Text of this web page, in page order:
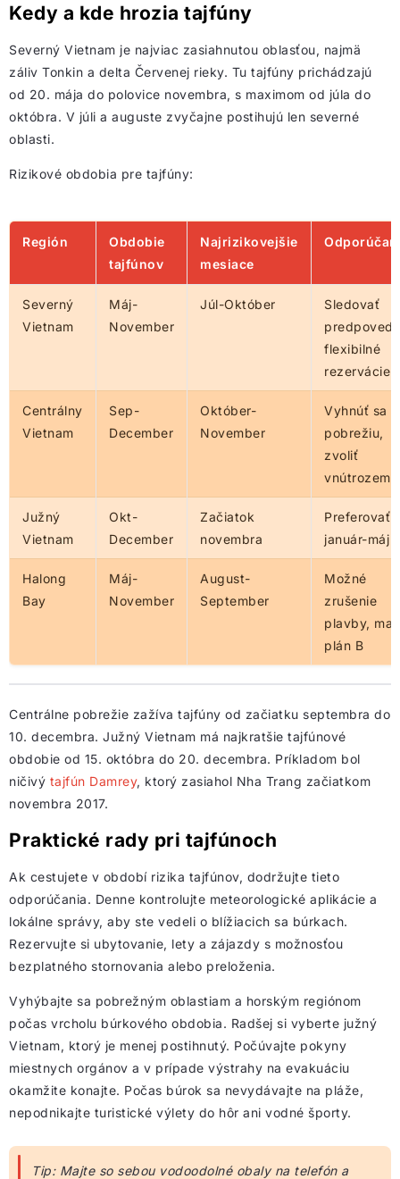
Kedy a kde hrozia tajfúny
Severný Vietnam je najviac zasiahnutou oblasťou, najmä
záliv Tonkin a delta Červenej rieky. Tu tajfúny prichádzajú
od 20. mája do polovice novembra, s maximom od júla do
októbra. V júli a auguste zvyčajne postihujú len severné
oblasti.
Rizikové obdobia pre tajfúny:
Región
Obdobie
tajfúnov
Najrizikovejšie
mesiace
Severný
Vietnam
Máj-
November
Júl-Október
Sledovať
flexibilné
rezervácie
Centrálny
Vietnam
Sep-
December
Október-
November
Vyhnúť sa
pobrežiu,
zvoliť
Južný
Vietnam
Okt-
December
Začiatok
novembra
Preferovať
január-máj
Halong
Bay
Máj-
November
August-
September
Možné
zrušenie
plavby, mať
plán B
Centrálne pobrežie zažíva tajfúny od začiatku septembra do
10. decembra. Južný Vietnam má najkratšie tajfúnové
obdobie od 15. októbra do 20. decembra. Príkladom bol
ničivý tajfún Damrey, ktorý zasiahol Nha Trang začiatkom
novembra 2017.
Praktické rady pri tajfúnoch
Ak cestujete v období rizika tajfúnov, dodržujte tieto
odporúčania. Denne kontrolujte meteorologické aplikácie a
lokálne správy, aby ste vedeli o blížiacich sa búrkach.
Rezervujte si ubytovanie, lety a zájazdy s možnosťou
bezplatného stornovania alebo preloženia.
Vyhýbajte sa pobrežným oblastiam a horským regiónom
počas vrcholu búrkového obdobia. Radšej si vyberte južný
Vietnam, ktorý je menej postihnutý. Počúvajte pokyny
miestnych orgánov a v prípade výstrahy na evakuáciu
okamžite konajte. Počas búrok sa nevydávajte na pláže,
nepodnikajte turistické výlety do hôr ani vodné športy.
Tip: Majte so sebou vodoodolné obaly na telefón a